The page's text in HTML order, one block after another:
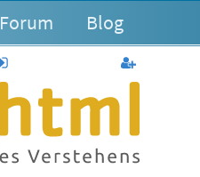
Forum Blog
anmelden